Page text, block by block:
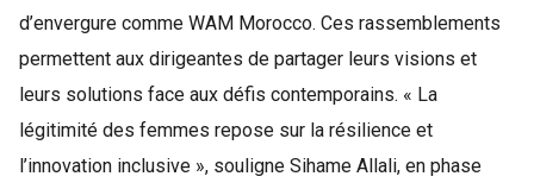
d’envergure comme WAM Morocco. Ces rassemblements
permettent aux dirigeantes de partager leurs visions et
leurs solutions face aux défis contemporains. « La
légitimité des femmes repose sur la résilience et
l’innovation inclusive », souligne Sihame Allali, en phase